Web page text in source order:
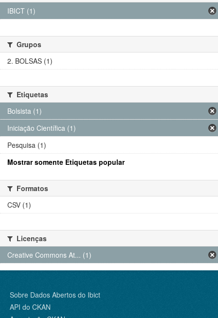
IBICT (1)
Grupos
2. BOLSAS (1)
Etiquetas
Bolsista (1)
Iniciação Científica (1)
Pesquisa (1)
Mostrar somente Etiquetas popular
Formatos
CSV (1)
Licenças
Creative Commons At... (1)
Sobre Dados Abertos do Ibict
API do CKAN